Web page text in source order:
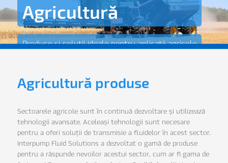
Agricultură
Produse și soluții ideale pentru aplicații agricole
Agricultură produse
Sectoarele agricole sunt în continuă dezvoltare și utilizează
tehnologii avansate. Aceleași tehnologii sunt necesare
pentru a oferi soluții de transmisie a fluidelor în acest sector.
Interpump Fluid Solutions a dezvoltat o gamă de produse
pentru a răspunde nevoilor acestui sector, cum ar fi gama de